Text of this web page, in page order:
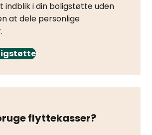
indblik i din boligstøtte uden
at dele personlige
flyttekasser?